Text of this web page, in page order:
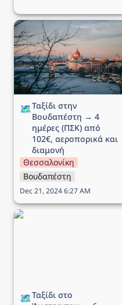
Ταξίδι στην Βουδαπέστη
→ 4 ημέρες (ΠΣΚ) από
102€, αεροπορικά και
διαμονή
🗺️Ταξίδι στην
Βουδαπέστη → 4
ημέρες (ΠΣΚ) από
102€, αεροπορικά και
διαμονή
Θεσσαλονίκη
Βουδαπέστη
Dec 21, 2024 6:27 AM
Ταξίδι στο Άμστερνταμ →
🗺️Ταξίδι στο